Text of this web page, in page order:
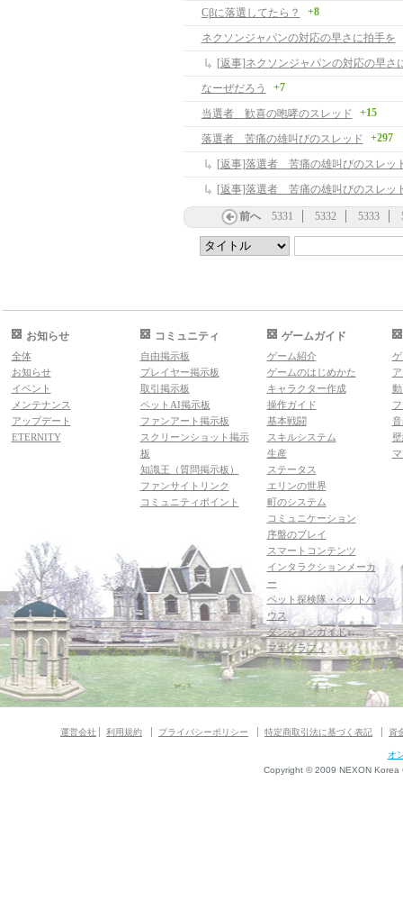
Cβに落選してたら？ +8
ネクソンジャパンの対応の早さに拍手を
[返事]ネクソンジャパンの対応の早さ
なーぜだろう
+7
当選者 歓喜の咆哮のスレッド +15
落選者 苦痛の雄叫びのスレッド +297
[返事]落選者 苦痛の雄叫びのスレッ
[返事]落選者 苦痛の雄叫びのスレッ
前へ 5331 5332 5333
お知らせ
全体
お知らせ
イベント
メンテナンス
アップデート
ETERNITY
コミュニティ
自由掲示板
プレイヤー掲示板
取引掲示板
ペットAI掲示板
ファンアート掲示板
スクリーンショット掲示
板
知識王（質問掲示板）
ファンサイトリンク
コミュニティポイント
ゲームガイド
ゲーム紹介
ゲームのはじめかた
キャラクター作成
操作ガイド
基本戦闘
スキルシステム
生産
ステータス
エリンの世界
町のシステム
コミュニケーション
序盤のプレイ
スマートコンテンツ
インタラクションメーカ
ー
ペット探検隊・ペットハ
ウス
ダンジョンガイド
マギグラフィ
運営会社 利用規約 プライバシーポリシー 特定商取引法に基づく表記 資
オ
Copyright © 2009 NEXON Korea